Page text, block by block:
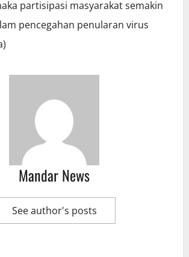
partisipasi masyarakat semakin
pencegahan penularan virus
Mandar News
See author's posts